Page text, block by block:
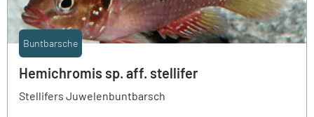
Buntbarsche
Hemichromis sp. aff. stellifer
Stellifers Juwelenbuntbarsch